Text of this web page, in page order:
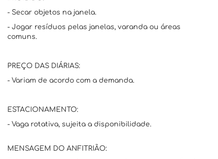
- Secar objetos na janela.
- Jogar resíduos pelas janelas, varanda ou áreas
comuns.
PREÇO DAS DIÁRIAS:
- Variam de acordo com a demanda.
ESTACIONAMENTO:
- Vaga rotativa, sujeita a disponibilidade.
MENSAGEM DO ANFITRIÃO: